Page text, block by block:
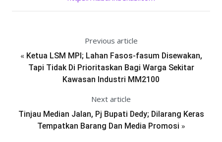
Previous article
« Ketua LSM MPI; Lahan Fasos-fasum Disewakan,
Tapi Tidak Di Prioritaskan Bagi Warga Sekitar
Kawasan Industri MM2100
Next article
Tinjau Median Jalan, Pj Bupati Dedy; Dilarang Keras
Tempatkan Barang Dan Media Promosi »